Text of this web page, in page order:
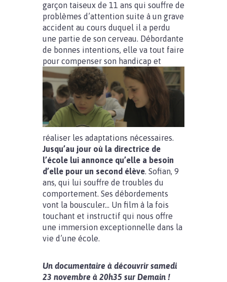
garçon taiseux de 11 ans qui souffre de
problèmes d’attention suite à un grave
accident au cours duquel il a perdu
une partie de son cerveau. Débordante
de bonnes intentions, elle va tout faire
pour compenser son handicap et
réaliser les adaptations nécessaires.
Jusqu’au jour où la directrice de
l’école lui annonce qu’elle a besoin
d’elle pour un second élève . Sofian, 9
ans, qui lui souffre de troubles du
comportement. Ses débordements
vont la bousculer… Un film à la fois
touchant et instructif qui nous offre
une immersion exceptionnelle dans la
vie d’une école.
Un documentaire à découvrir samedi
23 novembre à 20h35 sur Demain !